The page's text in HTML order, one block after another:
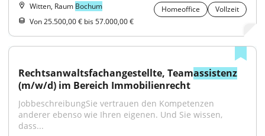
Witten, Raum Bochum Homeoffice
Vollzeit
Von 25.500,00 € bis 57.000,00 €
Rechtsanwaltsfachangestellte, Teamassistenz
(m/w/d) im Bereich Immobilienrecht
JobbeschreibungSie vertrauen den Kompetenzen
anderer ebenso wie Ihren eigenen. Und Sie wissen,
dass...